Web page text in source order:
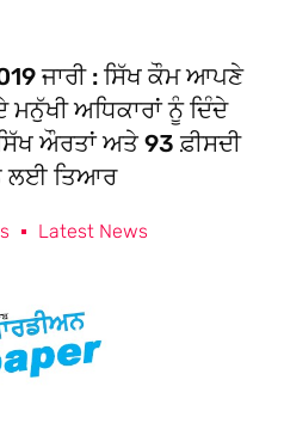
ਜਾਰੀ : ਸਿੱਖ ਕੌਮ ਆਪਣੇ
ਮਨੁੱਖੀ ਅਧਿਕਾਰਾਂ ਨੂੰ ਦਿੰਦੇ
ਔਰਤਾਂ ਅਤੇ 93 ਫ਼ੀਸਦੀ
ਲਈ ਤਿਆਰ
Latest News